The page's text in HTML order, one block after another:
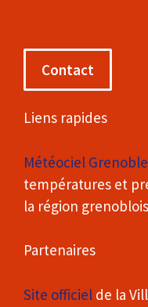
Contact
Liens rapides
Météociel Grenoble
températures et
la région
Partenaires
Site officiel de la